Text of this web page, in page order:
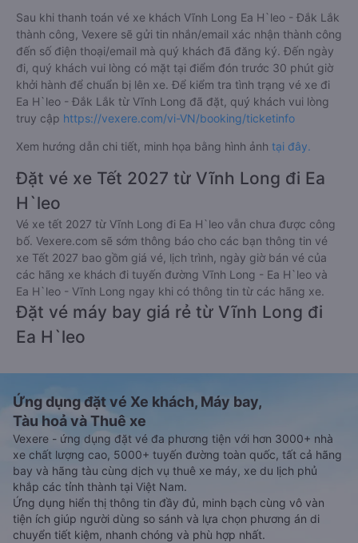
Sau khi thanh toán vé xe khách Vĩnh Long Ea H`leo - Đắk Lắk
thành công, Vexere sẽ gửi tin nhắn/email xác nhận thành công
đến số điện thoại/email mà quý khách đã đăng ký. Đến ngày
đi, quý khách vui lòng có mặt tại điểm đón trước 30 phút giờ
khởi hành để chuẩn bị lên xe. Để kiểm tra tình trạng vé xe đi
Ea H`leo - Đắk Lắk từ Vĩnh Long đã đặt, quý khách vui lòng
truy cập https://vexere.com/vi-VN/booking/ticketinfo
Xem hướng dẫn chi tiết, minh họa bằng hình ảnh tại đây.
Đặt vé xe Tết 2027 từ Vĩnh Long đi Ea
H`leo
Vé xe tết 2027 từ Vĩnh Long đi Ea H`leo vẫn chưa được công
bố. Vexere.com sẽ sớm thông báo cho các bạn thông tin vé
xe Tết 2027 bao gồm giá vé, lịch trình, ngày giờ bán vé của
các hãng xe khách đi tuyến đường Vĩnh Long - Ea H`leo và
Ea H`leo - Vĩnh Long ngay khi có thông tin từ các hãng xe.
Đặt vé máy bay giá rẻ từ Vĩnh Long đi
Ea H`leo
Ứng dụng đặt vé Xe khách, Máy bay,
Tàu hoả và Thuê xe
Vexere - ứng dụng đặt vé đa phương tiện với hơn 3000+ nhà
xe chất lượng cao, 5000+ tuyến đường toàn quốc, tất cả hãng
bay và hãng tàu cùng dịch vụ thuê xe máy, xe du lịch phủ
khắp các tỉnh thành tại Việt Nam.
Ứng dụng hiển thị thông tin đầy đủ, minh bạch cùng vô vàn
tiện ích giúp người dùng so sánh và lựa chọn phương án di
chuyển tiết kiệm, nhanh chóng và phù hợp nhất.